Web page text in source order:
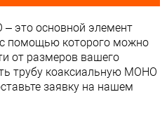
это основной элемент
помощью которого можно
от размеров вашего
трубу коаксиальную МОНО
заявку на нашем